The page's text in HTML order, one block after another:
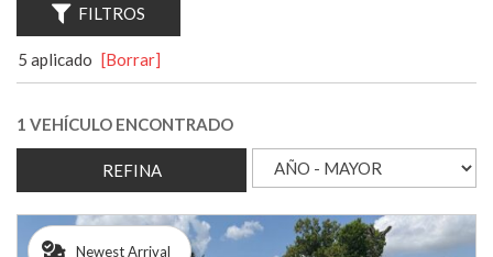
FILTROS
5 aplicado [Borrar]
1 VEHÍCULO ENCONTRADO
REFINA
Newest Arrival